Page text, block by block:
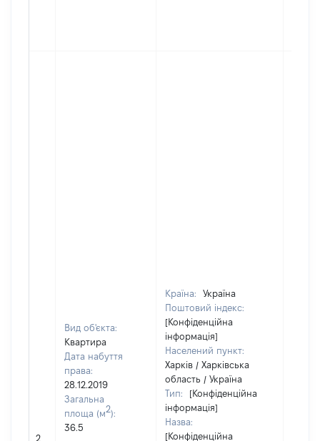
2
Вид об'єкта:
Квартира
Дата набуття
права:
28.12.2019
Загальна
площа (м2):
36.5
Країна:
Україна
Поштовий індекс:
[Конфіденційна
інформація]
Населений пункт:
Харків / Харківська
область / Україна
Тип:
[Конфіденційна
інформація]
Назва:
[Конфіденційна